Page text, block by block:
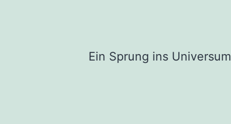
Ein Sprung ins Universum